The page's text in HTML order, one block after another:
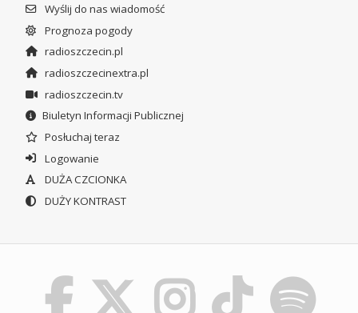
Wyślij do nas wiadomość
Prognoza pogody
radioszczecin.pl
radioszczecinextra.pl
radioszczecin.tv
Biuletyn Informacji Publicznej
Posłuchaj teraz
Logowanie
DUŻA CZCIONKA
DUŻY KONTRAST